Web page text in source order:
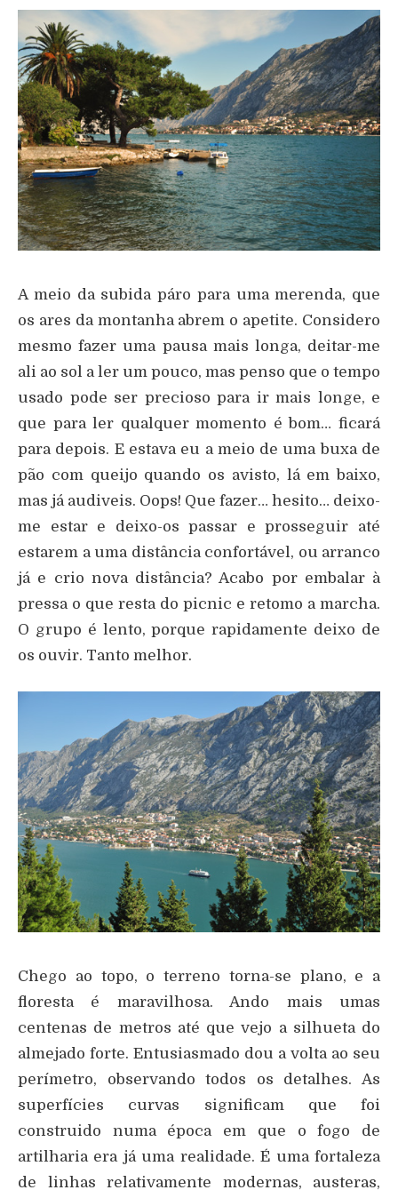
A meio da subida páro para uma merenda, que
os ares da montanha abrem o apetite. Considero
mesmo fazer uma pausa mais longa, deitar-me
ali ao sol a ler um pouco, mas penso que o tempo
usado pode ser precioso para ir mais longe, e
que para ler qualquer momento é bom… ficará
para depois. E estava eu a meio de uma buxa de
pão com queijo quando os avisto, lá em baixo,
mas já audiveis. Oops! Que fazer… hesito… deixo-
me estar e deixo-os passar e prosseguir até
estarem a uma distância confortável, ou arranco
já e crio nova distância? Acabo por embalar à
pressa o que resta do picnic e retomo a marcha.
O grupo é lento, porque rapidamente deixo de
os ouvir. Tanto melhor.
Chego ao topo, o terreno torna-se plano, e a
floresta é maravilhosa. Ando mais umas
centenas de metros até que vejo a silhueta do
almejado forte. Entusiasmado dou a volta ao seu
perímetro, observando todos os detalhes. As
superfícies curvas significam que foi
construido numa época em que o fogo de
artilharia era já uma realidade. É uma fortaleza
de linhas relativamente modernas, austeras,